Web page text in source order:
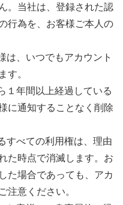
。当社は、登録された認
行為を、お客様ご本人の
は、いつでもアカウント
す。
１年間以上経過している
に通知することなく削除
すべての利用権は、理由
た時点で消滅します。お
た場合であっても、アカ
注意ください。